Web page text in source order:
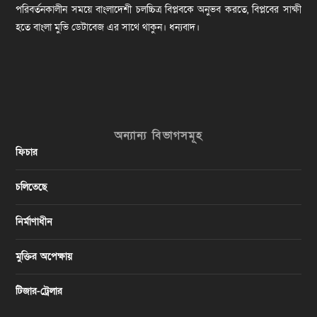
পরিবর্তনকালীন সময়ে বাংলাদেশী চলচ্চিত্র বিপ্লবকে অনুভব করতে, বিপ্লবের সাক্ষী
হতে বাংলা মুভি ডেটাবেজ এর সাথে থাকুন। ধন্যবাদ।
অন্যান্য বিভাগসমূহ
ফিচার
চলিতেছে
নির্মাণাধীন
মুক্তির অপেক্ষায়
টিজার-ট্রেলার